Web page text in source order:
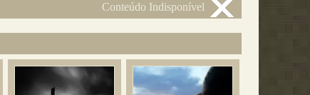
Conteúdo Indisponível